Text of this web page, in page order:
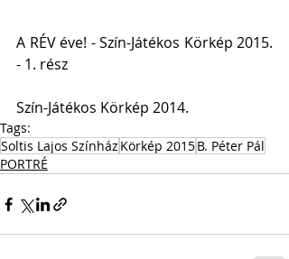
A RÉV éve! - Szín-Játékos Körkép 2015.
- 1. rész
Szín-Játékos Körkép 2014.
Tags:
Soltis Lajos Színház Körkép 2015B. Péter Pál
PORTRÉ